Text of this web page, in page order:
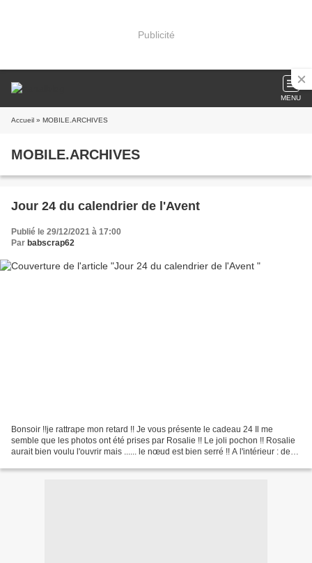
Publicité
MENU
Accueil » MOBILE.ARCHIVES
MOBILE.ARCHIVES
Jour 24 du calendrier de l'Avent
Publié le 29/12/2021 à 17:00
Par babscrap62
Bonsoir !!je rattrape mon retard !! Je vous présente le cadeau 24 Il me
semble que les photos ont été prises par Rosalie !! Le joli pochon !! Rosalie
aurait bien voulu l'ouvrir mais ...... le nœud est bien serré !! A l'intérieur : de